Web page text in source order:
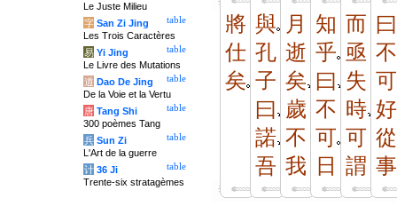
將
仕
矣
與
孔
子
曰
諾
吾
月
逝
矣
歲
不
我
知
乎
曰
不
可
日
而
亟
失
時
可
謂
曰
不
可
好
從
事
Le Juste Milieu
table
字 San Zi Jing
Les Trois Caractères
table
易 Yi Jing
Le Livre des Mutations
table
道 Dao De Jing
De la Voie et la Vertu
table
唐 Tang Shi
300 poèmes Tang
table
兵 Sun Zi
L'Art de la guerre
table
计 36 Ji
Trente-six stratagèmes